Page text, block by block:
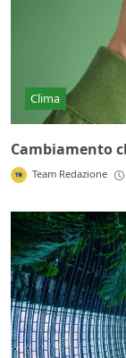
Clima
Cambiamento
Team Redazione